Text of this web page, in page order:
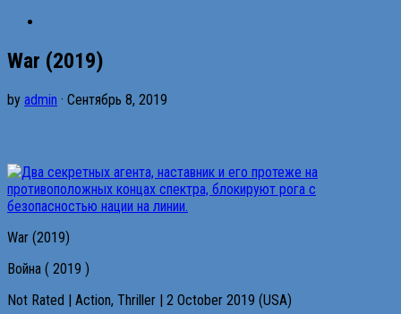
War (2019)
by admin · Сентябрь 8, 2019
War (2019)
Война ( 2019 )
Not Rated | Action, Thriller | 2 October 2019 (USA)